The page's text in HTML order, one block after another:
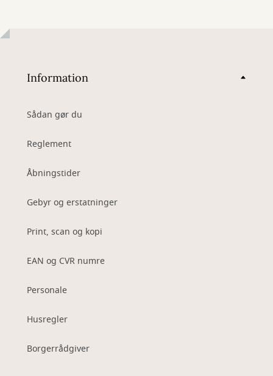
Information
Sådan gør du
Reglement
Åbningstider
Gebyr og erstatninger
Print, scan og kopi
EAN og CVR numre
Personale
Husregler
Borgerrådgiver